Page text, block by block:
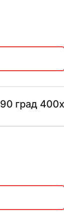
град